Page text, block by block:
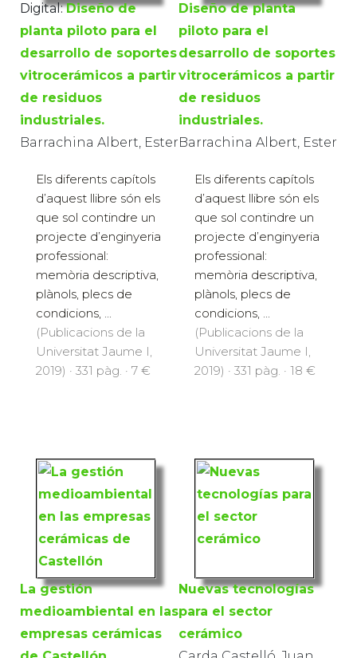
Digital: Diseño de
planta piloto para el
desarrollo de soportes
vitrocerámicos a partir
de residuos
industriales.
Barrachina Albert, Ester
Els diferents capítols
d’aquest llibre són els
que sol contindre un
projecte d’enginyeria
professional:
memòria descriptiva,
plànols, plecs de
condicions, ...
(Publicacions de la
Universitat Jaume I,
2019) · 331 pàg. · 7 €
Diseño de planta
piloto para el
desarrollo de soportes
vitrocerámicos a partir
de residuos
industriales.
Barrachina Albert, Ester
Els diferents capítols
d’aquest llibre són els
que sol contindre un
projecte d’enginyeria
professional:
memòria descriptiva,
plànols, plecs de
condicions, ...
(Publicacions de la
Universitat Jaume I,
2019) · 331 pàg. · 18 €
La gestión
medioambiental en las
empresas cerámicas
Nuevas tecnologías
para el sector
cerámico